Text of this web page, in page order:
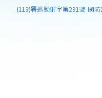
(113)署巡勤射字第231號-國